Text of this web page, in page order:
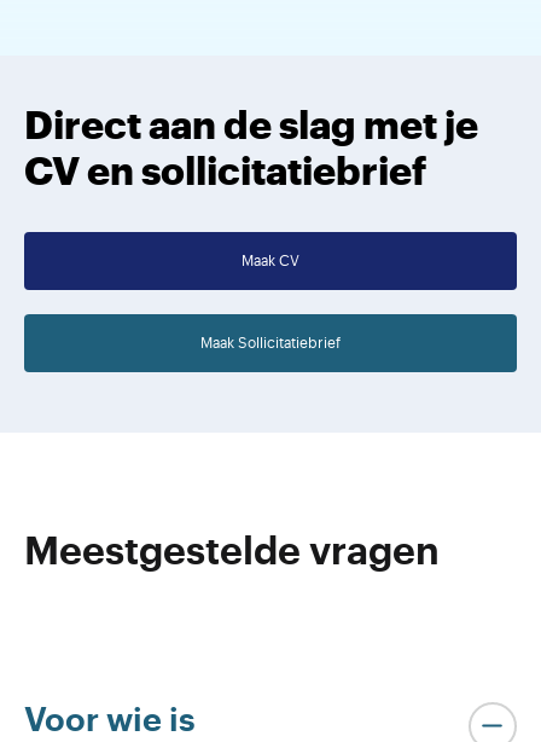
Direct aan de slag met je
CV en sollicitatiebrief
Maak CV
Maak Sollicitatiebrief
Meestgestelde vragen
Voor wie is